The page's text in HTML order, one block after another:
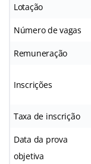
Lotação
Número de vagas
Remuneração
Inscrições
Taxa de inscrição
Data da prova
objetiva